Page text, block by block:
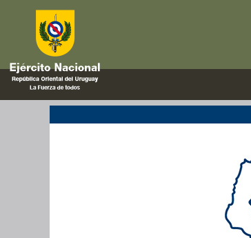
entrevistas
Sesiones informativas